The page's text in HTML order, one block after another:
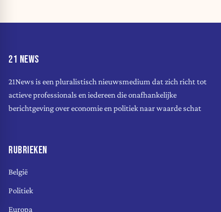
21 NEWS
21News is een pluralistisch nieuwsmedium dat zich richt tot
actieve professionals en iedereen die onafhankelijke
berichtgeving over economie en politiek naar waarde schat
RUBRIEKEN
België
Politiek
Europa